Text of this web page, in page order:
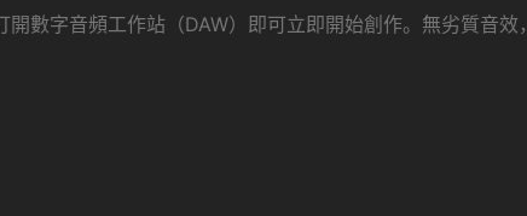
數字音頻工作站（DAW）即可立即開始創作。無劣質音效，